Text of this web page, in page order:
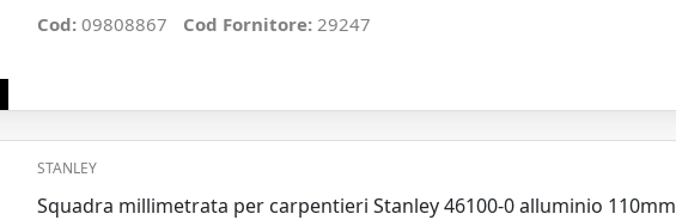
Cod: 09808867 Cod Fornitore: 29247
STANLEY
Squadra millimetrata per carpentieri Stanley 46100-0 alluminio 110mm